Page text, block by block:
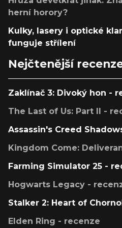
herní horory?
Kulky, lasery i optické
funguje střílení
Nejčtenější
Zaklínač 3: Divoký hon -
The Last of Us: Part II -
Assassin's Creed
Kingdom Come:
Farming Simulator 25 -
Hogwarts Legacy -
Stalker 2: Heart of
Elden Ring - recenze